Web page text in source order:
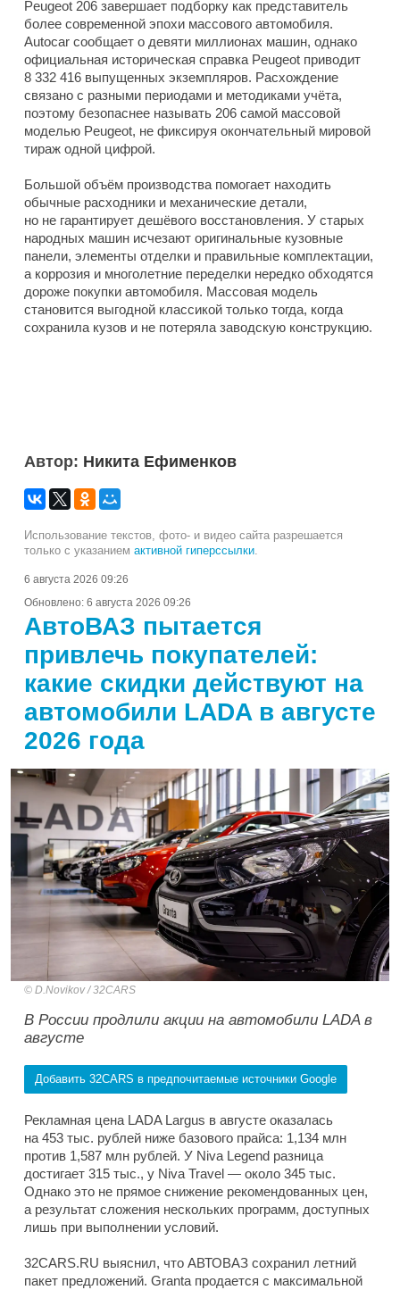
Peugeot 206 завершает подборку как представитель
более современной эпохи массового автомобиля.
Autocar сообщает о девяти миллионах машин, однако
официальная историческая справка Peugeot приводит
8 332 416 выпущенных экземпляров. Расхождение
связано с разными периодами и методиками учёта,
поэтому безопаснее называть 206 самой массовой
моделью Peugeot, не фиксируя окончательный мировой
тираж одной цифрой.
Большой объём производства помогает находить
обычные расходники и механические детали,
но не гарантирует дешёвого восстановления. У старых
народных машин исчезают оригинальные кузовные
панели, элементы отделки и правильные комплектации,
а коррозия и многолетние переделки нередко обходятся
дороже покупки автомобиля. Массовая модель
становится выгодной классикой только тогда, когда
сохранила кузов и не потеряла заводскую конструкцию.
Автор: Никита Ефименков
Использование текстов, фото- и видео сайта разрешается
только с указанием активной гиперссылки.
6 августа 2026 09:26
Обновлено: 6 августа 2026 09:26
АвтоВАЗ пытается
привлечь покупателей:
какие скидки действуют на
автомобили LADA в августе
2026 года
D.Novikov / 32CARS
В России продлили акции на автомобили LADA в
августе
Добавить 32CARS в предпочитаемые источники Google
Рекламная цена LADA Largus в августе оказалась
на 453 тыс. рублей ниже базового прайса: 1,134 млн
против 1,587 млн рублей. У Niva Legend разница
достигает 315 тыс., у Niva Travel — около 345 тыс.
Однако это не прямое снижение рекомендованных цен,
а результат сложения нескольких программ, доступных
лишь при выполнении условий.
32CARS.RU выяснил, что АВТОВАЗ сохранил летний
пакет предложений. Granta продается с максимальной